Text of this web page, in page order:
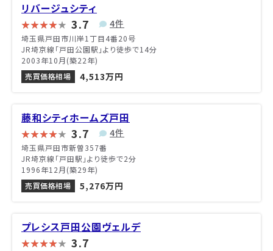
リバージュシティ
3.7 4件
埼玉県戸田市川岸1丁目4番20号
JR埼京線「戸田公園駅」より徒歩で14分
2003年10月(築22年)
売買価格相場
4,513万円
藤和シティホームズ戸田
3.7 4件
埼玉県戸田市新曽357番
JR埼京線「戸田駅」より徒歩で2分
1996年12月(築29年)
売買価格相場
5,276万円
プレシス戸田公園ヴェルデ
3.7